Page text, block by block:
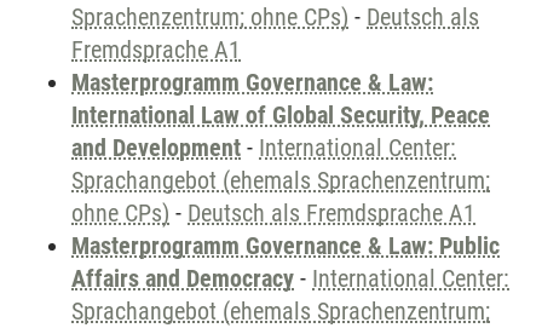
Sprachenzentrum; ohne CPs) - Deutsch als
Fremdsprache A1
Masterprogramm Governance & Law:
International Law of Global Security, Peace
and Development - International Center:
Sprachangebot (ehemals Sprachenzentrum;
ohne CPs) - Deutsch als Fremdsprache A1
Masterprogramm Governance & Law: Public
Affairs and Democracy - International Center:
Sprachangebot (ehemals Sprachenzentrum;